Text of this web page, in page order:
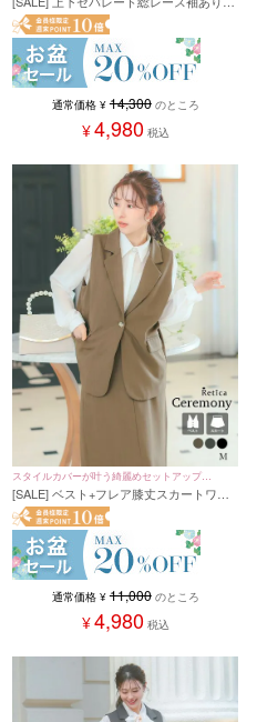
イトスカートドレス (Sサイズ～3Lサイ
ズ)
通常価格 ¥ 14,300 のところ
¥4,980 税込
スタイルカバーが叶う綺麗めセットアップス
ーツ♪
[SALE] ベスト+フレア膝丈スカートワン
カラーセットアップセレモニースーツ (M
サイズ)
通常価格 ¥ 11,000 のところ
¥4,980 税込